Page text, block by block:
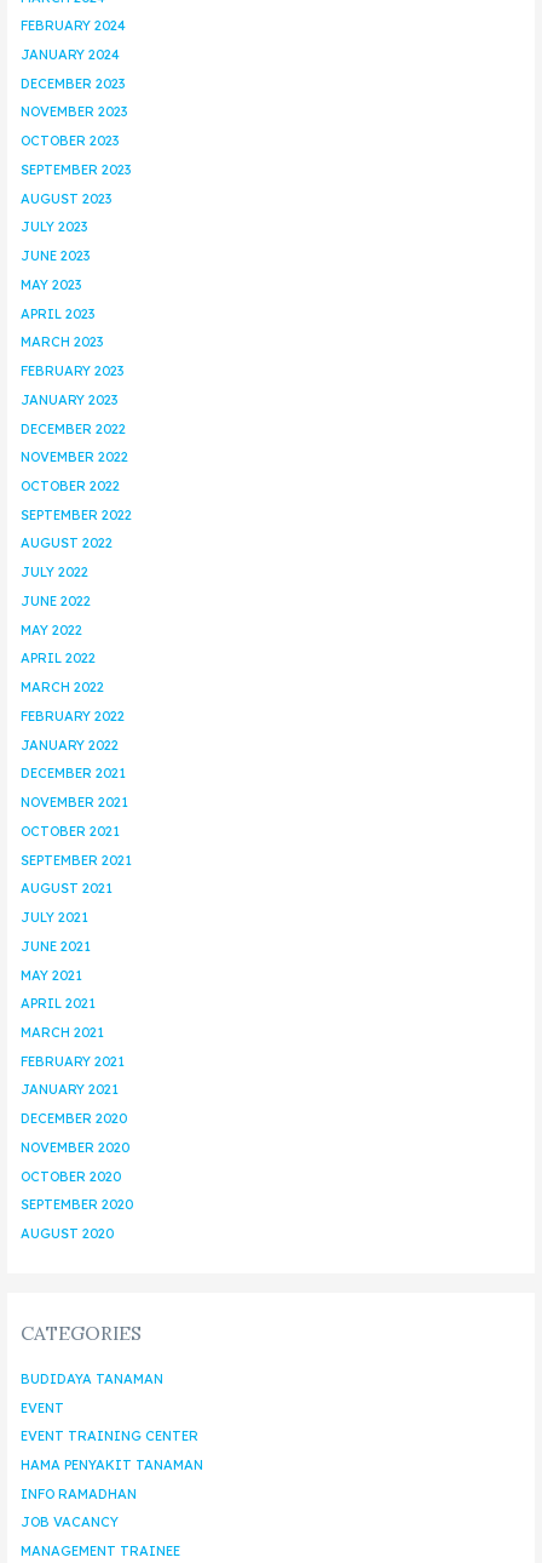
FEBRUARY 2024
JANUARY 2024
DECEMBER 2023
NOVEMBER 2023
OCTOBER 2023
SEPTEMBER 2023
AUGUST 2023
JULY 2023
JUNE 2023
MAY 2023
APRIL 2023
MARCH 2023
FEBRUARY 2023
JANUARY 2023
DECEMBER 2022
NOVEMBER 2022
OCTOBER 2022
SEPTEMBER 2022
AUGUST 2022
JULY 2022
JUNE 2022
MAY 2022
APRIL 2022
MARCH 2022
FEBRUARY 2022
JANUARY 2022
DECEMBER 2021
NOVEMBER 2021
OCTOBER 2021
SEPTEMBER 2021
AUGUST 2021
JULY 2021
JUNE 2021
MAY 2021
APRIL 2021
MARCH 2021
FEBRUARY 2021
JANUARY 2021
DECEMBER 2020
NOVEMBER 2020
OCTOBER 2020
SEPTEMBER 2020
AUGUST 2020
CATEGORIES
BUDIDAYA TANAMAN
EVENT
EVENT TRAINING CENTER
HAMA PENYAKIT TANAMAN
INFO RAMADHAN
JOB VACANCY
MANAGEMENT TRAINEE